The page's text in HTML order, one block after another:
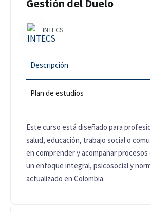
Gestión del Duelo
INTECS
Descripción
Plan de estudios
Este curso está diseñado para
salud, educación, trabajo social o
en comprender y acompañar
un enfoque integral, psicosocial y
actualizado en Colombia.